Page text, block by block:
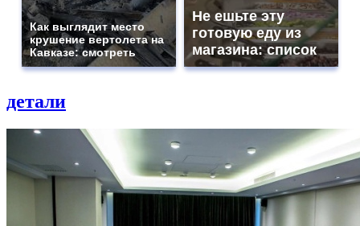
Как выглядит место
крушение вертолета на
Кавказе: смотреть
Не ешьте эту
готовую еду из
магазина: список
детали